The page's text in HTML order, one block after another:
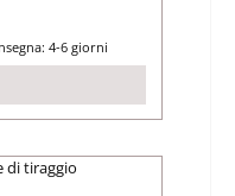
4-6 giorni